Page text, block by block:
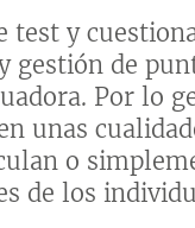
y
gestión de
Por lo
unas
o
de los